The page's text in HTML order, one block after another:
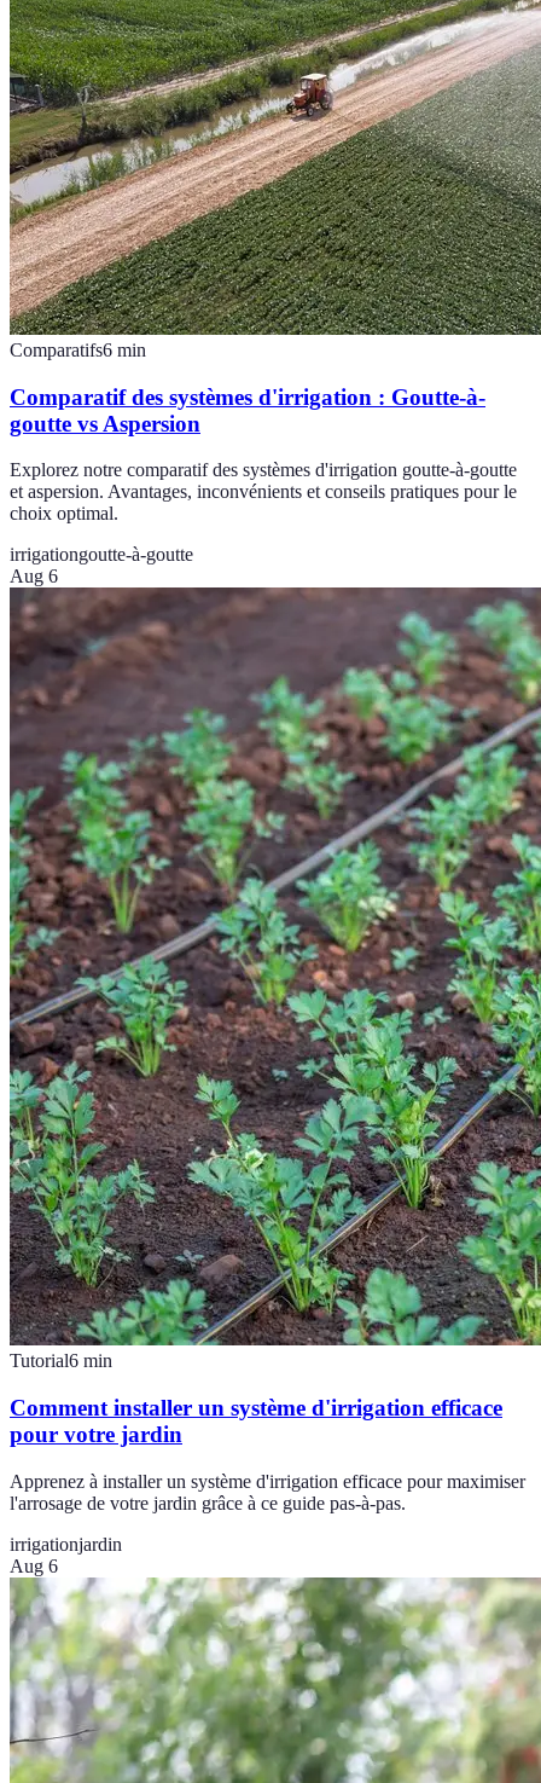
Comparatifs6 min
Comparatif des systèmes d'irrigation : Goutte-à-
goutte vs Aspersion
Explorez notre comparatif des systèmes d'irrigation goutte-à-goutte
et aspersion. Avantages, inconvénients et conseils pratiques pour le
choix optimal.
irrigationgoutte-à-goutte
Aug 6
Tutorial6 min
Comment installer un système d'irrigation efficace
pour votre jardin
Apprenez à installer un système d'irrigation efficace pour maximiser
l'arrosage de votre jardin grâce à ce guide pas-à-pas.
irrigationjardin
Aug 6